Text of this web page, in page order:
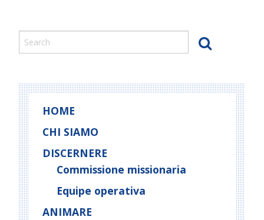
HOME
CHI SIAMO
DISCERNERE
Commissione missionaria
Equipe operativa
ANIMARE